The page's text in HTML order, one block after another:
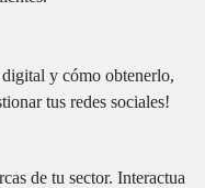
y cómo obtenerlo,
tus redes sociales!
de tu sector. Interactua